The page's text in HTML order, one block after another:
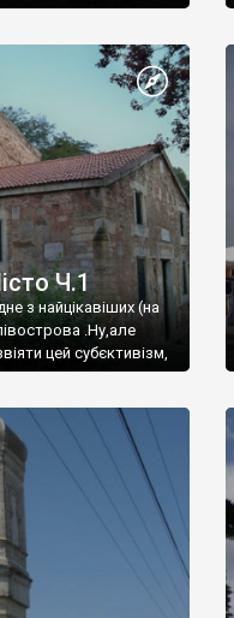
Ч.1
з найцікавіших (на
.Ну,але
цей субєктивізм,